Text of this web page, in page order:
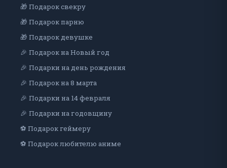
🎁 Подарок свекру
🎁 Подарок парню
🎁 Подарок девушке
🎉 Подарок на Новый год
🎉 Подарки на день рождения
🎉 Подарок на 8 марта
🎉 Подарки на 14 февраля
🎉 Подарки на годовщину
⚽ Подарок геймеру
⚽ Подарок любителю аниме